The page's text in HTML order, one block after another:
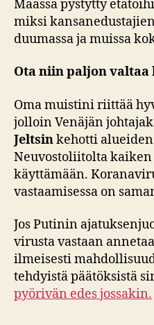
Maassa pystytty
miksi
duumassa ja muissa
Ota niin paljon
Oma muistini riittää
jolloin Venäjän
Jeltsinkehotti
Neuvostoliitolta
käyttämään.
vastaamisessa on
Jos Putinin
virusta vastaan
ilmeisesti
tehdyistä päätöksistä
pyörivän edes jossakin.